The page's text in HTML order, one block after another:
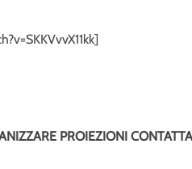
PROIEZIONI